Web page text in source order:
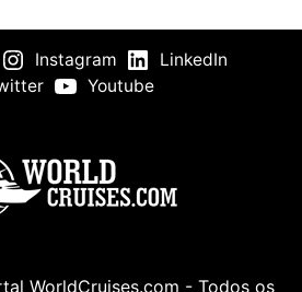
Instagram
LinkedIn
Youtube
WorldCruises.com - Todos os